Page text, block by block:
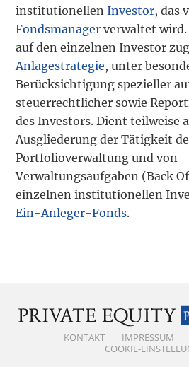
institutionellenInvestor, das
Fondsmanager verwaltet wird.
auf den einzelnen Investor
Anlagestrategie, unter
Berücksichtigung spezieller
steuerrechtlicher sowie
des Investors. Dient teilweise
Ausgliederung der Tätigkeit
Portfolioverwaltung und von
Verwaltungsaufgaben (Back
einzelnen institutionellen
Ein-Anleger-Fonds.
KONTAKT IMPRESSUM
COOKIE-